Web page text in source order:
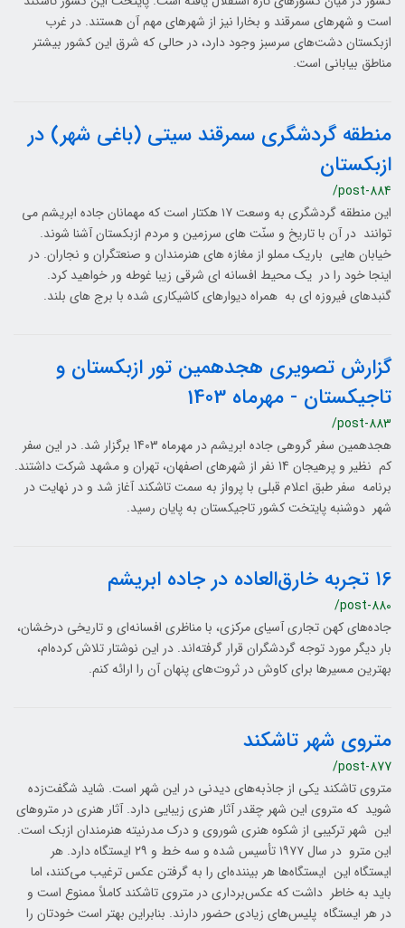
است و شهرهای سمرقند و بخارا نیز از شهرهای مهم آن هستند. در غرب
ازبکستان دشت‌های سرسبز وجود دارد، در حالی که شرق این کشور بیشتر
مناطق بیابانی است.
منطقه گردشگری سمرقند سیتی (باغی شهر) در
ازبکستان
/post-884
این منطقه گردشگری به وسعت ۱۷ هکتار است که مهمانان جاده ابریشم می
توانند در آن با تاریخ و سنّت های سرزمین و مردم ازبکستان آشنا شوند.
خیابان هایی باریک مملو از مغازه های هنرمندان و صنعتگران و نجاران. در
اینجا خود را در یک محیط افسانه ای شرقی زیبا غوطه ور خواهید کرد.
گنبدهای فیروزه ای به همراه دیوارهای کاشیکاری شده با برج های بلند.
گزارش تصویری هجدهمین تور ازبکستان و
تاجیکستان - مهرماه 1403
/post-883
هجدهمین سفر گروهی جاده ابریشم در مهرماه 1403 برگزار شد. در این سفر
کم نظیر و پرهیجان 14 نفر از شهرهای اصفهان، تهران و مشهد شرکت داشتند.
برنامه سفر طبق اعلام قبلی با پرواز به سمت تاشکند آغاز شد و در نهایت در
شهر دوشنبه پایتخت کشور تاجیکستان به پایان رسید.
۱6 تجربه خارق‌العاده در جاده ابریشم
/post-880
جاده‌های کهن تجاری آسیای مرکزی، با مناظری افسانه‌ای و تاریخی درخشان،
بار دیگر مورد توجه گردشگران قرار گرفته‌اند. در این نوشتار تلاش کرده‌ام،
بهترین مسیرها برای کاوش در ثروت‌های پنهان آن را ارائه کنم.
متروی شهر تاشکند
/post-877
متروی تاشکند یکی از جاذبه‌های دیدنی در این شهر است. شاید شگفت‌زده
شوید که متروی این شهر چقدر آثار هنری زیبایی دارد. آثار هنری در متروهای
این شهر ترکیبی از شکوه هنری شوروی و درک مدرنیته هنرمندان ازبک است.
این مترو در سال ۱۹۷۷ تأسیس شده و سه خط و ۲۹ ایستگاه دارد. هر
ایستگاه این ایستگاه‌ها هر بیننده‌ای را به گرفتن عکس ترغیب می‌کنند، اما
باید به خاطر داشت که عکس‌برداری در متروی تاشکند کاملاً ممنوع است و
در هر ایستگاه پلیس‌های زیادی حضور دارند. بنابراین بهتر است خودتان را